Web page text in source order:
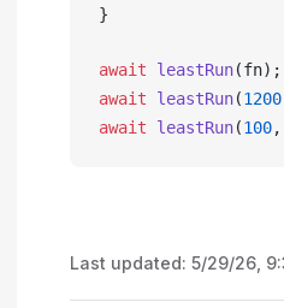
}
await leastRun(fn);
await
leastRun(1200
await
leastRun(100,
Last updated: 5/29/26,